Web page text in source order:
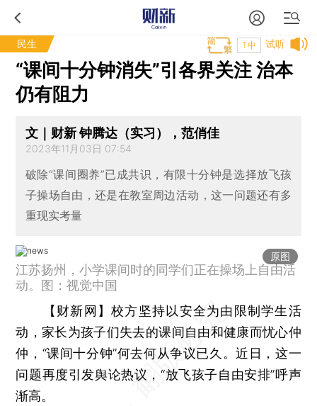
民生 试听
T中
“课间十分钟消失”引各界关注 治本
仍有阻力
文｜财新 钟腾达（实习），范俏佳
2023年11月03日 07:54
破除“课间圈养”已成共识，有限十分钟是选择放飞孩
子操场自由，还是在教室周边活动，这一问题还有多
重现实考量
原图
江苏扬州，小学课间时的同学们正在操场上自由活
动。图：视觉中国
【财新网】校方坚持以安全为由限制学生活
动，家长为孩子们失去的课间自由和健康而忧心仲
仲，“课间十分钟”何去何从争议已久。近日，这一
问题再度引发舆论热议，“放飞孩子自由安排”呼声
渐高。